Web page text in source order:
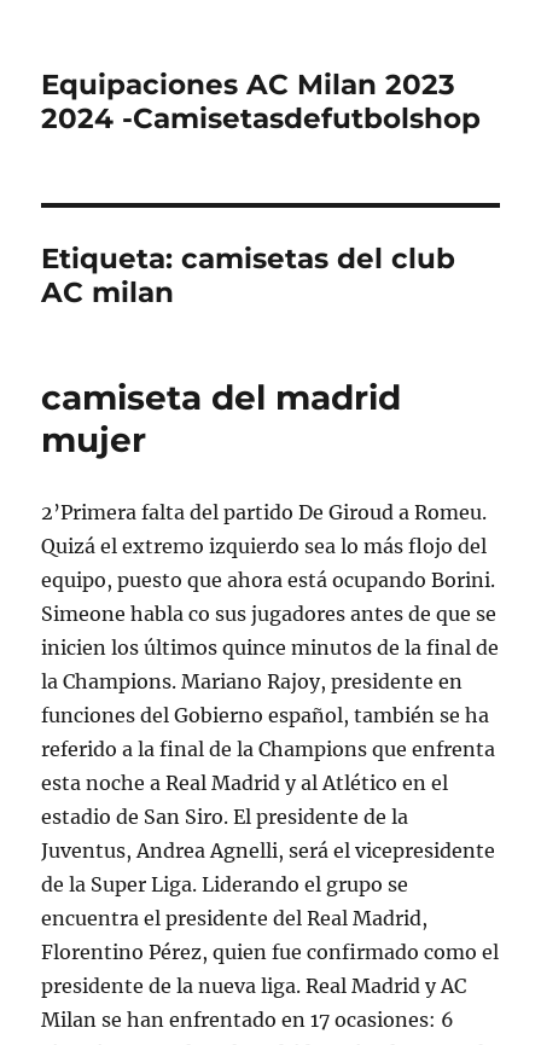
Equipaciones AC Milan 2023
2024 -Camisetasdefutbolshop
Etiqueta:camisetas del club
AC milan
camiseta del madrid
mujer
2’Primera falta del partido De Giroud a Romeu.
Quizá el extremo izquierdo sea lo más flojo del
equipo, puesto que ahora está ocupando Borini.
Simeone habla co sus jugadores antes de que se
inicien los últimos quince minutos de la final de
la Champions. Mariano Rajoy, presidente en
funciones del Gobierno español, también se ha
referido a la final de la Champions que enfrenta
esta noche a Real Madrid y al Atlético en el
estadio de San Siro. El presidente de la
Juventus, Andrea Agnelli, será el vicepresidente
de la Super Liga. Liderando el grupo se
encuentra el presidente del Real Madrid,
Florentino Pérez, quien fue confirmado como el
presidente de la nueva liga. Real Madrid y AC
Milan se han enfrentado en 17 ocasiones: 6